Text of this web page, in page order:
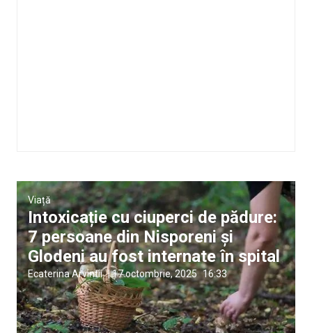
Viață
Intoxicație cu ciuperci de pădure:
7 persoane din Nisporeni și
Glodeni au fost internate în spital
Ecaterina Arvintii |17 octombrie, 2025 16:33